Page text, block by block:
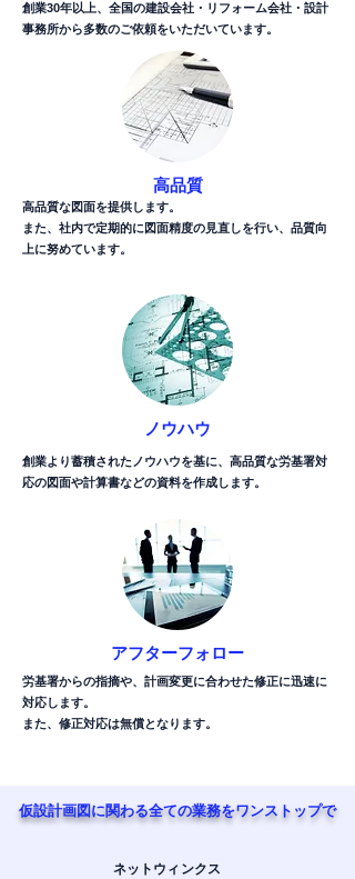
創業30年以上、全国の建設会社・リフォーム会社・設計
事務所から多数のご依頼をいただいています。
高品質
高品質な図面を提供します。
また、社内で定期的に図面精度の見直しを行い、品質向
上に努めています。
ノウハウ
創業より蓄積されたノウハウを基に、高品質な労基署対
応の図面や計算書などの資料を作成します。
アフターフォロー
労基署からの指摘や、計画変更に合わせた修正に迅速に
対応します。
また、修正対応は無償となります。
​仮設計画図に関わる全ての業務をワンストップで
ネットウィンクス